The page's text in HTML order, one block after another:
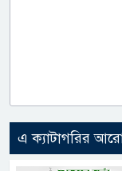
এ ক্যাটাগরির